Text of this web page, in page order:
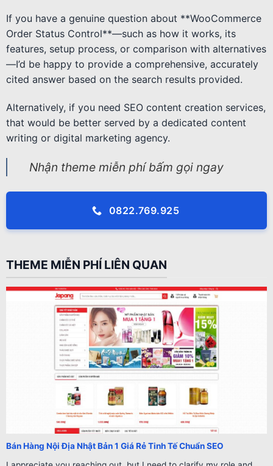
If you have a genuine question about **WooCommerce
Order Status Control**—such as how it works, its
features, setup process, or comparison with alternatives
—I’d be happy to provide a comprehensive, accurately
cited answer based on the search results provided.
Alternatively, if you need SEO content creation services,
that would be better served by a dedicated content
writing or digital marketing agency.
Nhận theme miễn phí bấm gọi ngay
0822.769.925
THEME MIỄN PHÍ LIÊN QUAN
Bán Hàng Nội Địa Nhật Bản 1 Giá Rẻ Tinh Tế Chuẩn SEO